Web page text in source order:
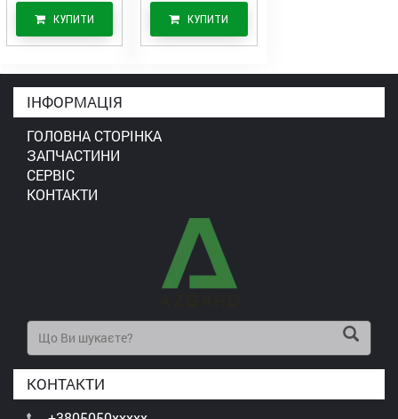
КУПИТИ КУПИТИ
ІНФОРМАЦІЯ
ГОЛОВНА СТОРІНКА
ЗАПЧАСТИНИ
СЕРВІС
КОНТАКТИ
КОНТАКТИ